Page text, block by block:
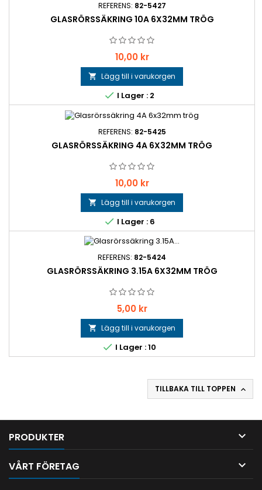
REFERENS: 82-5427
GLASRÖRSSÄKRING 10A 6X32MM TRÖG
Pris
10,00 kr
 Lägg till i varukorgen
 I Lager : 2
REFERENS: 82-5425
GLASRÖRSSÄKRING 4A 6X32MM TRÖG
Pris
10,00 kr
 Lägg till i varukorgen
 I Lager : 6
REFERENS: 82-5424
GLASRÖRSSÄKRING 3.15A 6X32MM TRÖG
Pris
5,00 kr
 Lägg till i varukorgen
 I Lager : 10
TILLBAKA TILL TOPPEN 
PRODUKTER 
VÅRT FÖRETAG 